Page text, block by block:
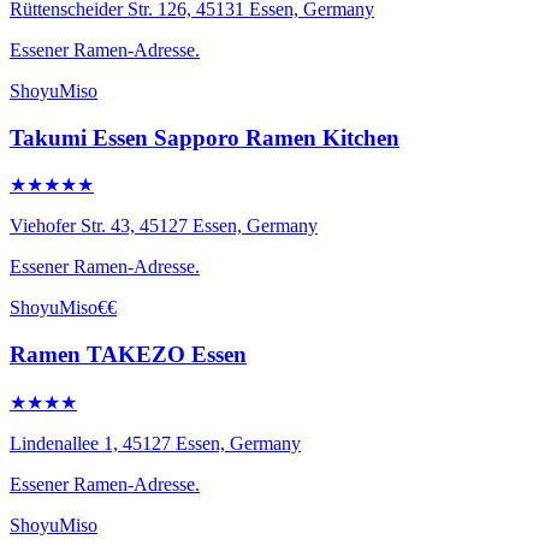
Rüttenscheider Str. 126, 45131 Essen, Germany
Essener Ramen-Adresse.
ShoyuMiso
Takumi Essen Sapporo Ramen Kitchen
★★★★★
Viehofer Str. 43, 45127 Essen, Germany
Essener Ramen-Adresse.
ShoyuMiso€€
Ramen TAKEZO Essen
★★★★
Lindenallee 1, 45127 Essen, Germany
Essener Ramen-Adresse.
ShoyuMiso